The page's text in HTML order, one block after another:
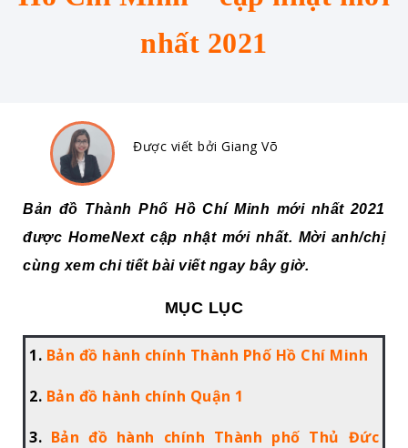
nhất 2021
Được viết bởi Giang Võ
Bản đồ Thành Phố Hồ Chí Minh mới nhất 2021
được HomeNext cập nhật mới nhất. Mời anh/chị
cùng xem chi tiết bài viết ngay bây giờ.
MỤC LỤC
1. Bản đồ hành chính Thành Phố Hồ Chí Minh
2. Bản đồ hành chính Quận 1
3. Bản đồ hành chính Thành phố Thủ Đức